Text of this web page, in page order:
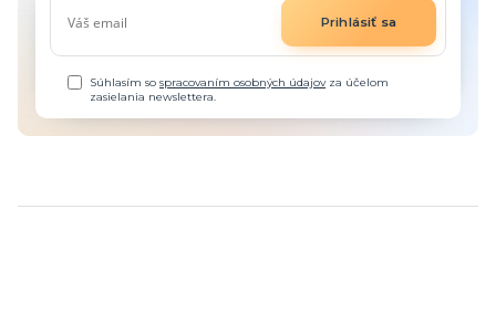
Prihlásiť sa
Súhlasím sospracovaním osobných údajovza účelom
zasielania newslettera.